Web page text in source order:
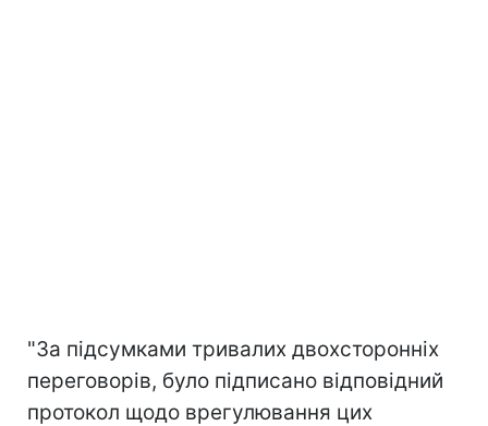
"За підсумками тривалих двохсторонніх
переговорів, було підписано відповідний
протокол щодо врегулювання цих